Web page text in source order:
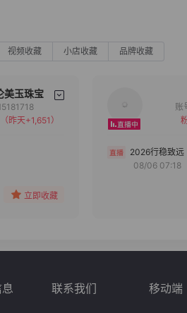
视频收藏 小店收藏 品牌收藏
美玉珠宝
注
M5181718
（昨天+1,651）
立即收藏
2026行稳致远
08/06 07:18
联系我们 移动端